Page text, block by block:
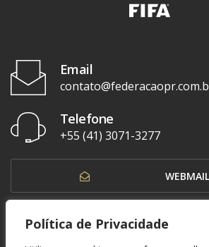
Política de Privacidade
Email
Telefone
+55 (41) 3071-3277
WEBMAIL
OUVIDORIA